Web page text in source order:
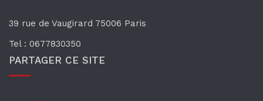
39 rue de Vaugirard 75006 Paris
Tel : 0677830350
PARTAGER CE SITE